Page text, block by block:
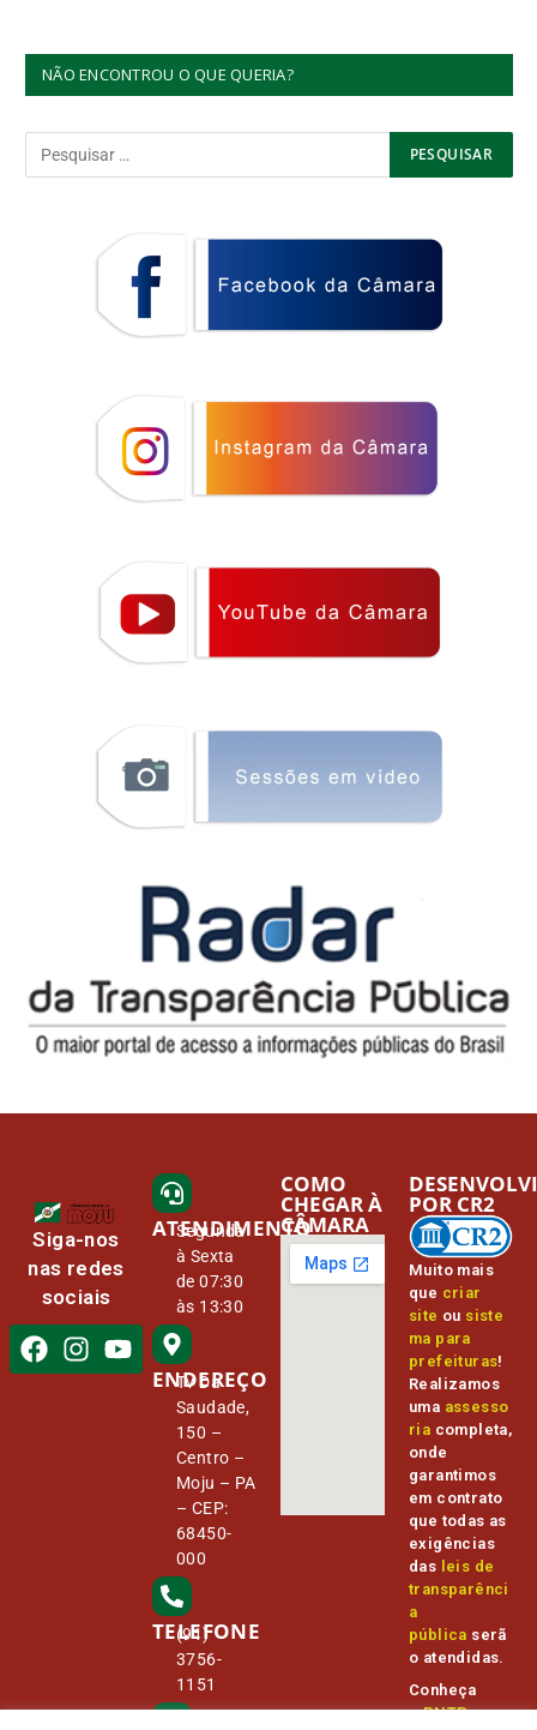
NÃO ENCONTROU O QUE QUERIA?
Siga-nos
nas redes
sociais
ATENDIMENTO
Segunda
à Sexta
de 07:30
às 13:30
ENDEREÇO
Tv Da
Saudade,
150 –
Centro –
Moju – PA
– CEP:
68450-
000
TELEFONE
(91)
3756-
1151
COMO
CHEGAR À
CÂMARA
Muito mais
que criar
site ou siste
ma para
prefeituras!
Realizamos
uma assesso
ria completa,
onde
garantimos
em contrato
que todas as
exigências
das leis de
transparênci
a
pública serã
o atendidas.
Conheça
oPNTPe
POR CR2